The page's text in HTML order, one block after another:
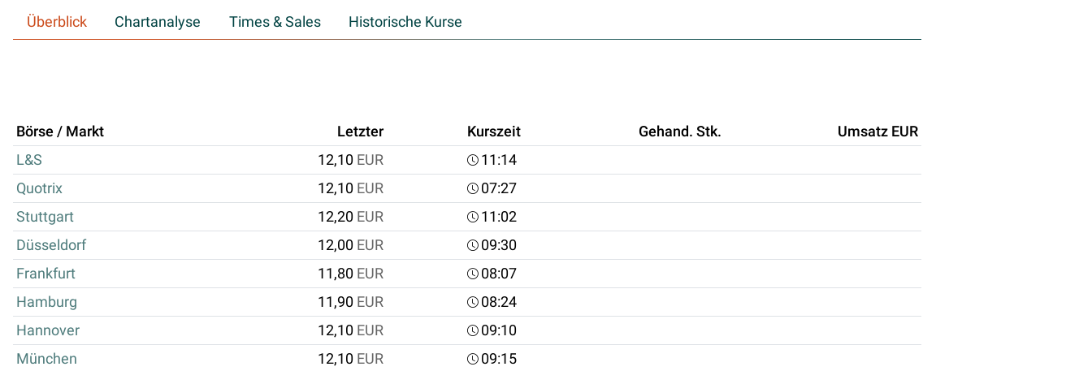
Überblick Chartanalyse Times & Sales Historische Kurse
Börse / Markt Letzter Kurszeit Gehand. Stk.
Umsatz EUR
L&S
12,10 EUR
11:14
Quotrix
12,10 EUR
07:27
Stuttgart
12,20 EUR
11:02
Düsseldorf
12,00 EUR
09:30
Frankfurt
11,80 EUR
08:07
Hamburg
11,90 EUR
08:24
Hannover
12,10 EUR
09:10
München
12,10 EUR
09:15